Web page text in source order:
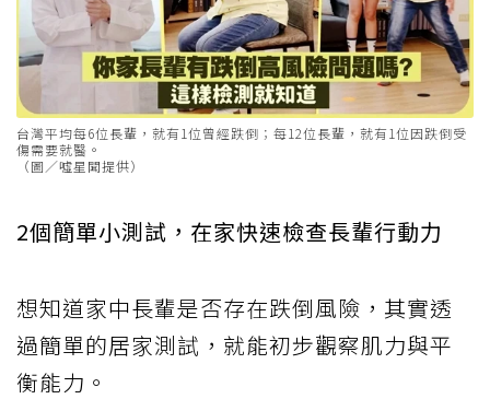
台灣平均每6位長輩，就有1位曾經跌倒；每12位長輩，就有1位因跌倒受
傷需要就醫。
（圖／噓星聞提供）
2個簡單小測試，在家快速檢查長輩行動力
想知道家中長輩是否存在跌倒風險，其實透
過簡單的居家測試，就能初步觀察肌力與平
衡能力。